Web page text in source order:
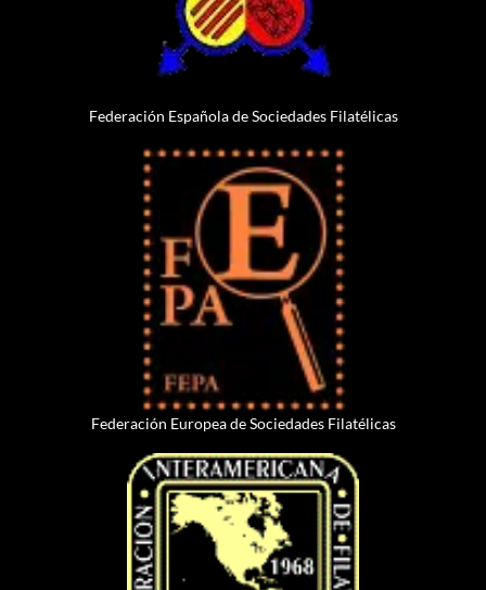
Federación Española de Sociedades Filatélicas
Federación Europea de Sociedades Filatélicas